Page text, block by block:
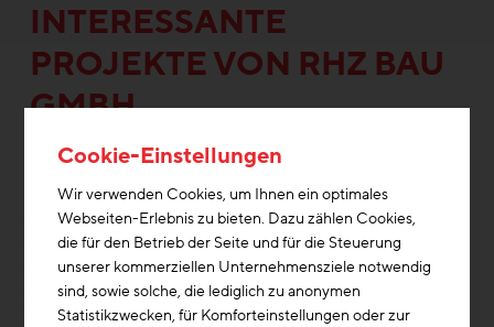
INTERESSANTE
PROJEKTE VON RHZ BAU
GMBH
Cookie-Einstellungen
Wir verwenden Cookies, um Ihnen ein optimales
Webseiten-Erlebnis zu bieten. Dazu zählen Cookies,
die für den Betrieb der Seite und für die Steuerung
unserer kommerziellen Unternehmensziele notwendig
sind, sowie solche, die lediglich zu anonymen
Statistikzwecken, für Komforteinstellungen oder zur